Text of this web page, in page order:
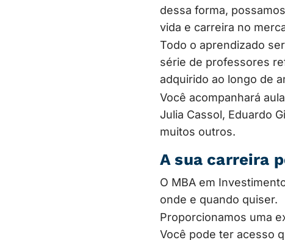
dessa forma,
vida e carreira no
Todo o aprendizado
série de professores
adquirido ao longo de
Você acompanhará
Julia Cassol, Eduardo
muitos outros.
A sua carreira
O MBA em
onde e quando quiser.
Proporcionamos uma
Você pode ter acesso